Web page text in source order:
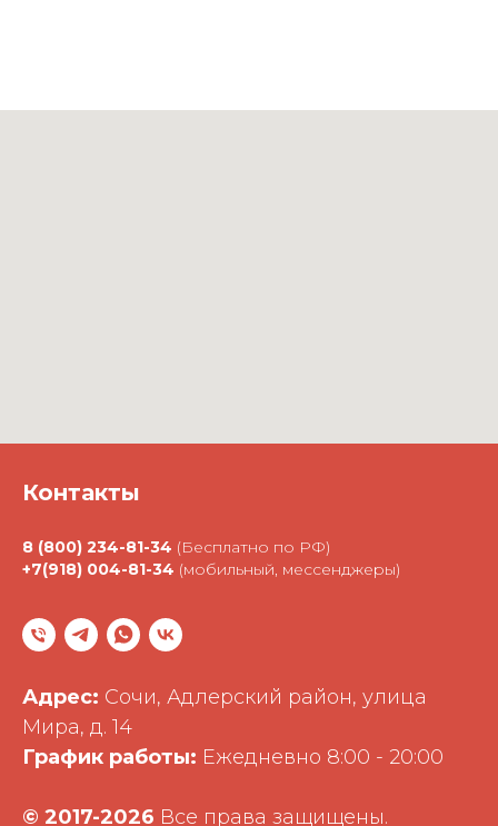
Контакты
8 (800) 234-81-34 (Бесплатно по РФ)
+7(918) 004-81-34 (мобильный, мессенджеры)
Адрес: Сочи, Адлерский район, улица
Мира, д. 14
График работы: Ежедневно 8:00 - 20:00
© 2017-2026 Все права защищены.